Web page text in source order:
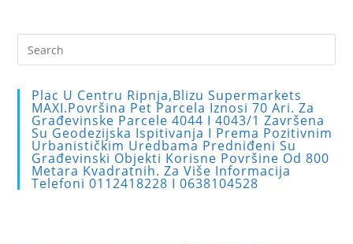
Plac U Centru Ripnja,blizu Supermarkets
MAXI.Površina Pet Parcela Iznosi 70 Ari. Za
Građevinske Parcele 4044 I 4043/1 Završena
Su Geodezijska Ispitivanja I Prema Pozitivnim
Urbanističkim Uredbama Predniđeni Su
Građevinski Objekti Korisne Površine Od 800
Metara Kvadratnih. Za Više Informacija
Telefoni 0112418228 I 0638104528